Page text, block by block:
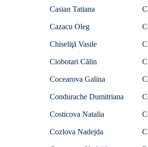
Casian Tatiana
Cazacu Oleg
Chiseliţă Vasile
Ciobotari Călin
Cocearova Galina
Condurache Dumitriana
Costicova Natalia
Cozlova Nadejda